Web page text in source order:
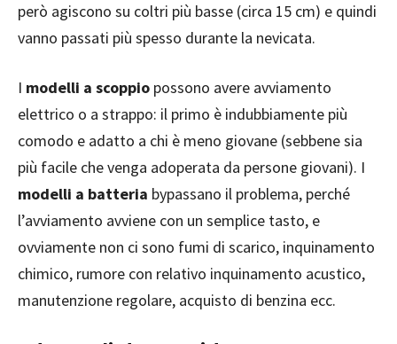
però agiscono su coltri più basse (circa 15 cm) e quindi
vanno passati più spesso durante la nevicata.
I modelli a scoppio possono avere avviamento
elettrico o a strappo: il primo è indubbiamente più
comodo e adatto a chi è meno giovane (sebbene sia
più facile che venga adoperata da persone giovani). I
modelli a batteria bypassano il problema, perché
l’avviamento avviene con un semplice tasto, e
ovviamente non ci sono fumi di scarico, inquinamento
chimico, rumore con relativo inquinamento acustico,
manutenzione regolare, acquisto di benzina ecc.